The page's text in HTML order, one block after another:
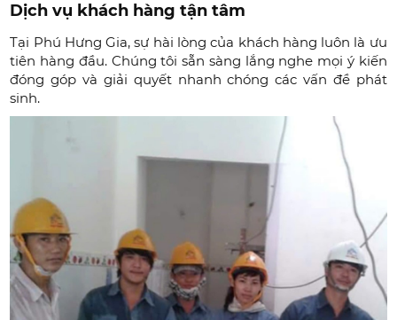
Dịch vụ khách hàng tận tâm
Tại Phú Hưng Gia, sự hài lòng của khách hàng luôn là ưu
tiên hàng đầu. Chúng tôi sẵn sàng lắng nghe mọi ý kiến
đóng góp và giải quyết nhanh chóng các vấn đề phát
sinh.